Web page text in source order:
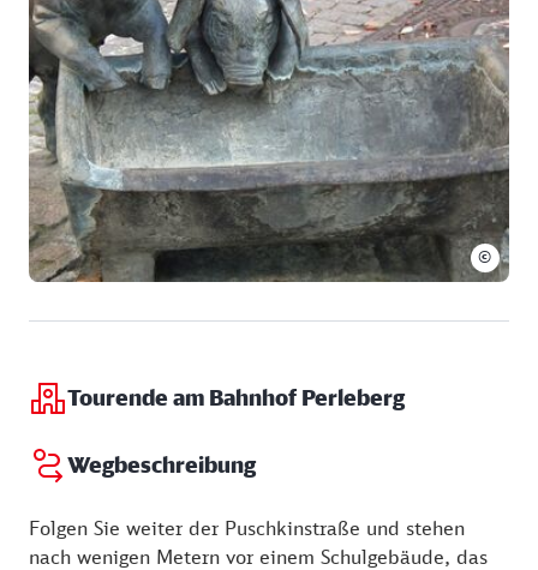
Szene. Das Ganze ist ein Werk des Künstlers Bernd
Streiter.
©
Tourende am Bahnhof Perleberg
Wegbeschreibung
Folgen Sie weiter der Puschkinstraße und stehen
nach wenigen Metern vor einem Schulgebäude, das